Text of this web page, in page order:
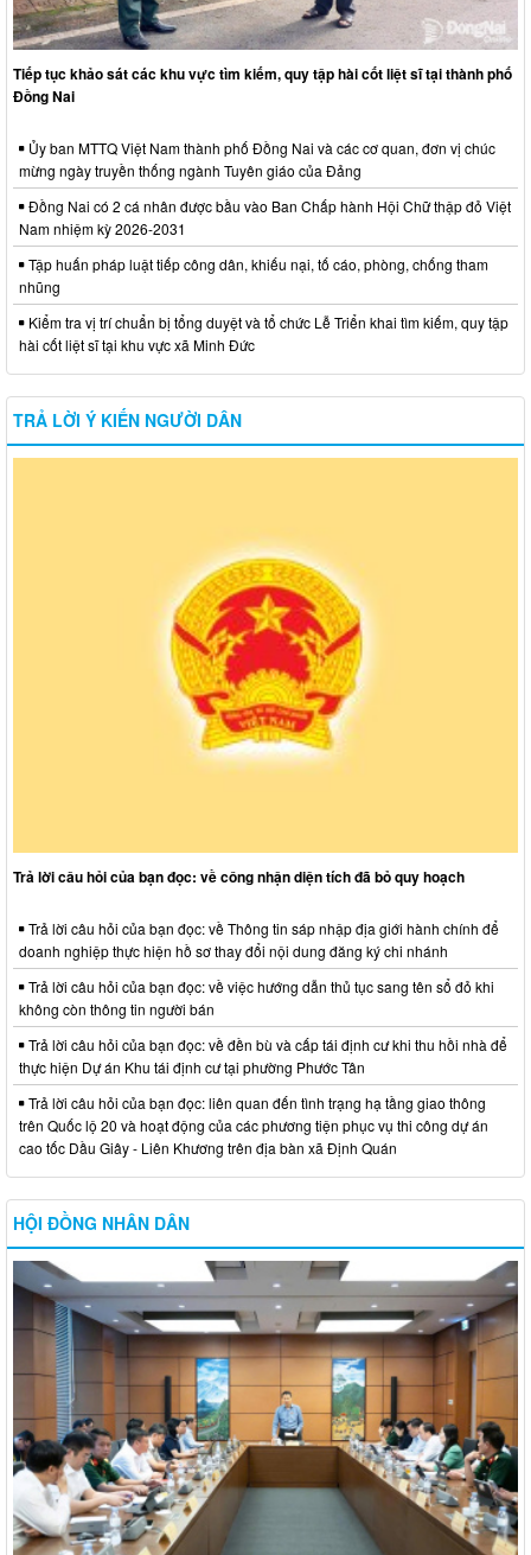
Tiếp tục khảo sát các khu vực tìm kiếm, quy tập hài cốt liệt sĩ tại thành phố
Đồng Nai
Ủy ban MTTQ Việt Nam thành phố Đồng Nai và các cơ quan, đơn vị chúc
mừng ngày truyền thống ngành Tuyên giáo của Đảng
Đồng Nai có 2 cá nhân được bầu vào Ban Chấp hành Hội Chữ thập đỏ Việt
Nam nhiệm kỳ 2026-2031
Tập huấn pháp luật tiếp công dân, khiếu nại, tố cáo, phòng, chống tham
nhũng
Kiểm tra vị trí chuẩn bị tổng duyệt và tổ chức Lễ Triển khai tìm kiếm, quy tập
hài cốt liệt sĩ tại khu vực xã Minh Đức
TRẢ LỜI Ý KIẾN NGƯỜI DÂN
Trả lời câu hỏi của bạn đọc: về công nhận diện tích đã bỏ quy hoạch
Trả lời câu hỏi của bạn đọc: về Thông tin sáp nhập địa giới hành chính để
doanh nghiệp thực hiện hồ sơ thay đổi nội dung đăng ký chi nhánh
Trả lời câu hỏi của bạn đọc: về việc hướng dẫn thủ tục sang tên sổ đỏ khi
không còn thông tin người bán
Trả lời câu hỏi của bạn đọc: về đền bù và cấp tái định cư khi thu hồi nhà để
thực hiện Dự án Khu tái định cư tại phường Phước Tân
Trả lời câu hỏi của bạn đọc: liên quan đến tình trạng hạ tầng giao thông
trên Quốc lộ 20 và hoạt động của các phương tiện phục vụ thi công dự án
cao tốc Dầu Giây - Liên Khương trên địa bàn xã Định Quán
HỘI ĐỒNG NHÂN DÂN